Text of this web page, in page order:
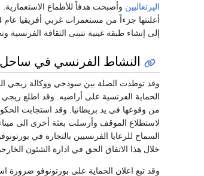
الپرتغاليين وأصبحت هدفاً للأطماع الاستعمارية. وضعت
إلى إنشاء طبقة غينية تتبنى الثقافة الفرنسية
النشاط الفرنسي في ساحل
وقد توطدت الصلة بين سودجي ووكالة ريجي
من وقوعها في يد بريطانيا. وقد استجابت
خلال هذا الاتفاق الحق في ادارة الشئون
وقد تبع اعلان الحماية على بورتونوفو